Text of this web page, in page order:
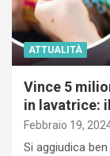
ATTUALITÀ
Vince 5
in lavatrice:
Febbraio 19,
Si aggiudica